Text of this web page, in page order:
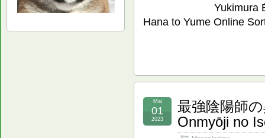
Yukimura
Hana to Yume Online
最強陰陽師
Onmyōji no
Mai
01
2023